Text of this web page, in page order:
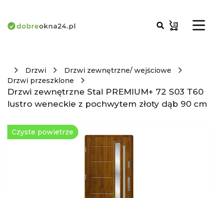
Drzwi
Drzwi zewnętrzne/ wejściowe
Drzwi przeszklone
Drzwi zewnętrzne Stal PREMIUM+ 72 S03 T60
lustro weneckie z pochwytem złoty dąb 90 cm
Czyste powietrze